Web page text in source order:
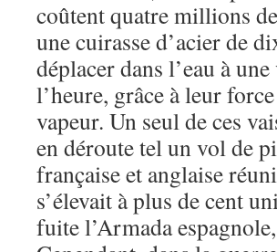
coûtent quatre millions
une cuirasse d’acier de
déplacer dans l’eau à
l’heure, grâce à leur
vapeur. Un seul de ces
en déroute tel un vol de
française et anglaise
s’élevait à plus de cent
fuite l’Armada